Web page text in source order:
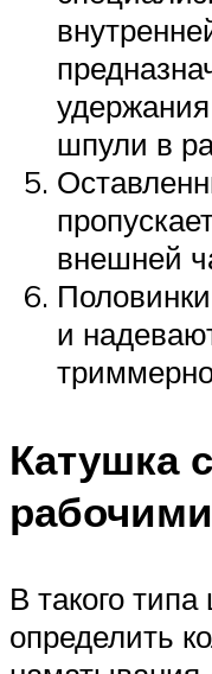
шпули в
внешней
и
Катушка
В такого
определить